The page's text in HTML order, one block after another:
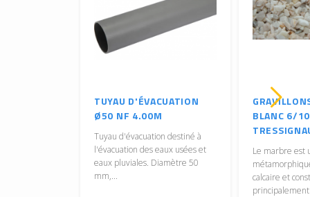
TUYAU D'ÉVACUATION
Ø50 NF 4.00M
Tuyau d'évacuation destiné à
l'évacuation des eaux usées et
eaux pluviales. Diamètre 50
mm,...
BLANC 6/10
Le marbre est
calcaire et